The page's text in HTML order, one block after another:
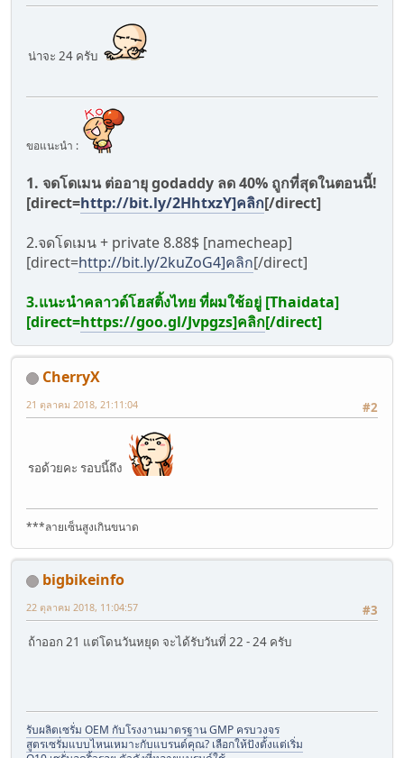
น่าจะ 24 ครับ
ขอแนะนำ :
1. จดโดเมน ต่ออายุ godaddy ลด 40% ถูกที่สุดในตอนนี้!
[direct=http://bit.ly/2HhtxzY]คลิก[/direct]
2.จดโดเมน + private 8.88$ [namecheap]
[direct=http://bit.ly/2kuZoG4]คลิก[/direct]
3.แนะนำคลาวด์โฮสติ้งไทย ที่ผมใช้อยู่ [Thaidata]
[direct=https://goo.gl/Jvpgzs]คลิก[/direct]
CherryX
#2
21 ตุลาคม 2018, 21:11:04
รอด้วยคะ รอบนี้ถึง
***ลายเซ็นสูงเกินขนาด
bigbikeinfo
#3
22 ตุลาคม 2018, 11:04:57
ถ้าออก 21 แต่โดนวันหยุด จะได้รับวันที่ 22 - 24 ครับ
รับผลิตเซรั่ม OEM กับโรงงานมาตรฐาน GMP ครบวงจร
สูตรเซรั่มแบบไหนเหมาะกับแบรนด์คุณ? เลือกให้ปังตั้งแต่เริ่ม